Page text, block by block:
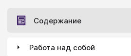
Содержание
Работа над собой